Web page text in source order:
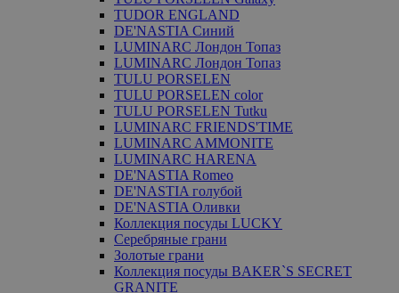
TUDOR ENGLAND
DE'NASTIA Синий
LUMINARC Лондон Топаз
LUMINARC Лондон Топаз
TULU PORSELEN
TULU PORSELEN color
TULU PORSELEN Tutku
LUMINARC FRIENDS'TIME
LUMINARC AMMONITE
LUMINARC HARENA
DE'NASTIA Romeo
DE'NASTIA голубой
DE'NASTIA Оливки
Коллекция посуды LUCKY
Серебряные грани
Золотые грани
Коллекция посуды BAKER`S SECRET
GRANITE